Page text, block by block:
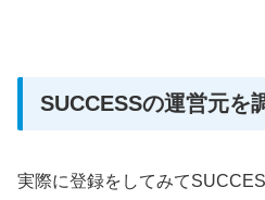
SUCCESSの運営元を
実際に登録をしてみて